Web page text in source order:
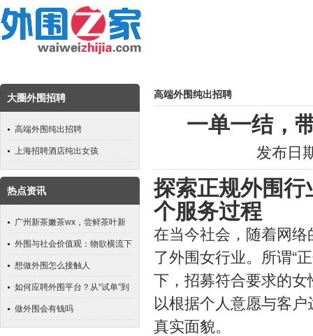
大圈外围招聘
高端外围纯出招聘
上海招聘酒店纯出女孩
热点资讯
广州新茶嫩茶wx，尝鲜茶叶新
滋味
外围与社会价值观：物欲横流下
的道德沦丧
想做外围怎么接触人
如何应聘外围平台？从“试单”到
长期合作的步骤_281
做外围会有钱吗
高端外围纯出招聘
一单一结，
发布日
探索正规外围
个服务过程
在当今社会，随着网
了外围女行业。所谓“
下，招募符合要求的
以根据个人意愿与客
真实面貌。